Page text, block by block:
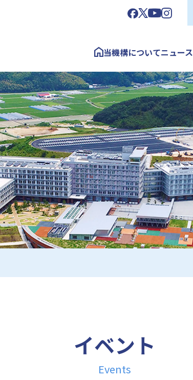
当機構についてニュース
イベント
Events